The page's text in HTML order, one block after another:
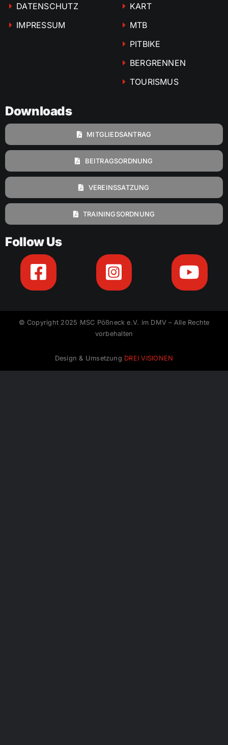
DATENSCHUTZ
IMPRESSUM
KART
MTB
PITBIKE
BERGRENNEN
TOURISMUS
Downloads
MITGLIEDSANTRAG
BEITRAGSORDNUNG
VEREINSSATZUNG
TRAININGSORDNUNG
Follow Us
© Copyright 2025 MSC Pößneck e.V. im DMV – Alle Rechte
vorbehalten
Design & Umsetzung DREI VISIONEN